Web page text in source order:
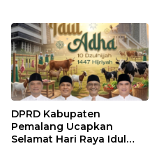
DPRD Kabupaten
Pemalang Ucapkan
Selamat Hari Raya Idul